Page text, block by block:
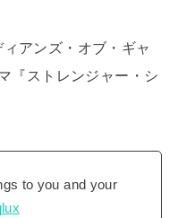
ィアンズ・オブ・ギャ
『ストレンジャー・シ
to you and your